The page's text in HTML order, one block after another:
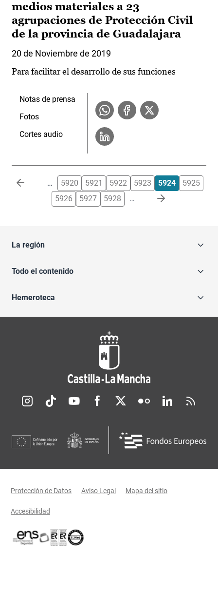
medios materiales a 23
agrupaciones de Protección Civil
de la provincia de Guadalajara
20 de Noviembre de 2019
Para facilitar el desarrollo de sus funciones
Notas de prensa
Fotos
Cortes audio
Paginación … 5920 5921 5922 5923 5924
5925
5926
5927 5928 …
La región
Todo el contenido
Hemeroteca
Redes sociales JCCM
Menú legal
Protección de Datos Aviso Legal Mapa del sitio
Accesibilidad